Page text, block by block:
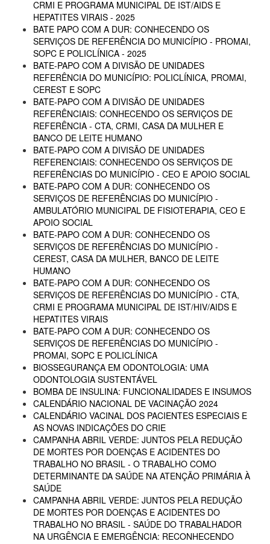
CRMI E PROGRAMA MUNICIPAL DE IST/AIDS E
HEPATITES VIRAIS - 2025
BATE PAPO COM A DUR: CONHECENDO OS
SERVIÇOS DE REFERÊNCIA DO MUNICÍPIO - PROMAI,
SOPC E POLICLÍNICA - 2025
BATE-PAPO COM A DIVISÃO DE UNIDADES
REFERÊNCIA DO MUNICÍPIO: POLICLÍNICA, PROMAI,
CEREST E SOPC
BATE-PAPO COM A DIVISÃO DE UNIDADES
REFERÊNCIAIS: CONHECENDO OS SERVIÇOS DE
REFERÊNCIA - CTA, CRMI, CASA DA MULHER E
BANCO DE LEITE HUMANO
BATE-PAPO COM A DIVISÃO DE UNIDADES
REFERENCIAIS: CONHECENDO OS SERVIÇOS DE
REFERÊNCIAS DO MUNICÍPIO - CEO E APOIO SOCIAL
BATE-PAPO COM A DUR: CONHECENDO OS
SERVIÇOS DE REFERÊNCIAS DO MUNICÍPIO -
AMBULATÓRIO MUNICIPAL DE FISIOTERAPIA, CEO E
APOIO SOCIAL
BATE-PAPO COM A DUR: CONHECENDO OS
SERVIÇOS DE REFERÊNCIAS DO MUNICÍPIO -
CEREST, CASA DA MULHER, BANCO DE LEITE
HUMANO
BATE-PAPO COM A DUR: CONHECENDO OS
SERVIÇOS DE REFERÊNCIAS DO MUNICÍPIO - CTA,
CRMI E PROGRAMA MUNICIPAL DE IST/HIV/AIDS E
HEPATITES VIRAIS
BATE-PAPO COM A DUR: CONHECENDO OS
SERVIÇOS DE REFERÊNCIAS DO MUNICÍPIO -
PROMAI, SOPC E POLICLÍNICA
BIOSSEGURANÇA EM ODONTOLOGIA: UMA
ODONTOLOGIA SUSTENTÁVEL
BOMBA DE INSULINA: FUNCIONALIDADES E INSUMOS
CALENDÁRIO NACIONAL DE VACINAÇÃO 2024
CALENDÁRIO VACINAL DOS PACIENTES ESPECIAIS E
AS NOVAS INDICAÇÕES DO CRIE
CAMPANHA ABRIL VERDE: JUNTOS PELA REDUÇÃO
DE MORTES POR DOENÇAS E ACIDENTES DO
TRABALHO NO BRASIL - O TRABALHO COMO
DETERMINANTE DA SAÚDE NA ATENÇÃO PRIMÁRIA À
SAÚDE
CAMPANHA ABRIL VERDE: JUNTOS PELA REDUÇÃO
DE MORTES POR DOENÇAS E ACIDENTES DO
TRABALHO NO BRASIL - SAÚDE DO TRABALHADOR
NA URGÊNCIA E EMERGÊNCIA: RECONHECENDO